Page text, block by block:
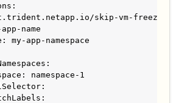
skip-vm-freeze:
name
my-app-namespace
namespace-1